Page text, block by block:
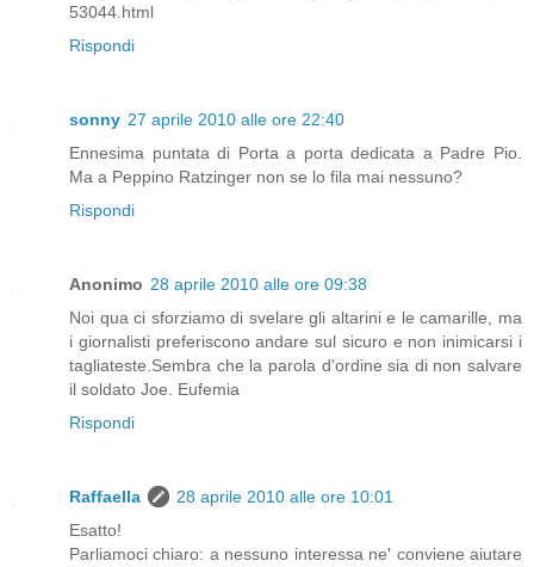
53044.html
Rispondi
sonny 27 aprile 2010 alle ore 22:40
Ennesima puntata di Porta a porta dedicata a Padre Pio.
Ma a Peppino Ratzinger non se lo fila mai nessuno?
Rispondi
Anonimo 28 aprile 2010 alle ore 09:38
Noi qua ci sforziamo di svelare gli altarini e le camarille, ma
i giornalisti preferiscono andare sul sicuro e non inimicarsi i
tagliateste.Sembra che la parola d'ordine sia di non salvare
il soldato Joe. Eufemia
Rispondi
Raffaella
28 aprile 2010 alle ore 10:01
Esatto!
Parliamoci chiaro: a nessuno interessa ne' conviene aiutare